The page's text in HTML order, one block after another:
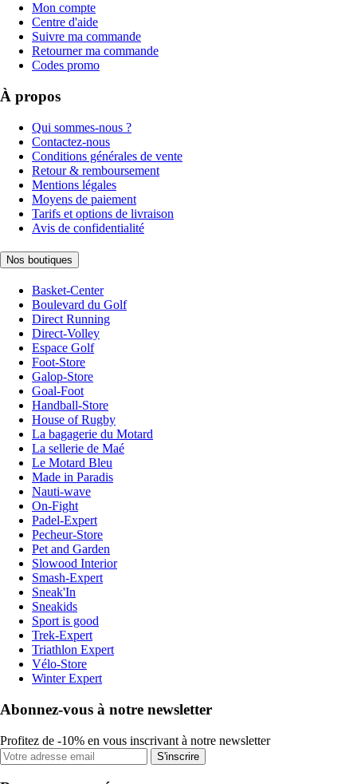
Mon compte
Centre d'aide
Suivre ma commande
Retourner ma commande
Codes promo
À propos
Qui sommes-nous ?
Contactez-nous
Conditions générales de vente
Retour & remboursement
Mentions légales
Moyens de paiement
Tarifs et options de livraison
Avis de confidentialité
Nos boutiques
Basket-Center
Boulevard du Golf
Direct Running
Direct-Volley
Espace Golf
Foot-Store
Galop-Store
Goal-Foot
Handball-Store
House of Rugby
La bagagerie du Motard
La sellerie de Maé
Le Motard Bleu
Made in Paradis
Nauti-wave
On-Fight
Padel-Expert
Pecheur-Store
Pet and Garden
Slowood Interior
Smash-Expert
Sneak'In
Sneakids
Sport is good
Trek-Expert
Triathlon Expert
Vélo-Store
Winter Expert
Abonnez-vous à notre newsletter
Profitez de -10% en vous inscrivant à notre newsletter
S'inscrire